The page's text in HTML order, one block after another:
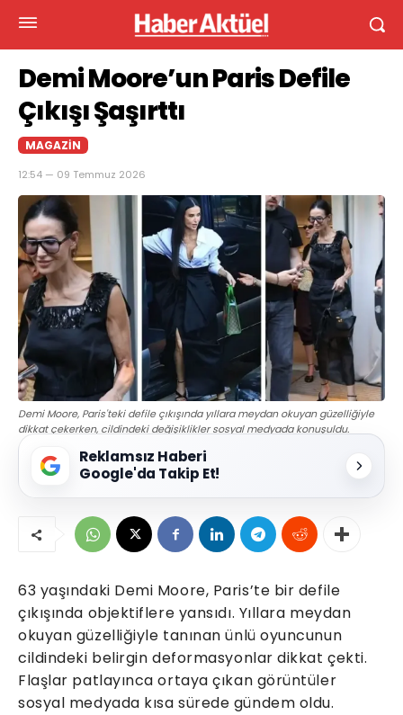
Demi Moore’un Paris Defile
Çıkışı Şaşırttı
MAGAZIN
12:54 — 09 Temmuz 2026
Demi Moore, Paris'teki defile çıkışında yıllara meydan okuyan güzelliğiyle
dikkat çekerken, cildindeki değişiklikler sosyal medyada konuşuldu.
Reklamsız Haberi
Google'da Takip Et!
63 yaşındaki Demi Moore, Paris’te bir defile
çıkışında objektiflere yansıdı. Yıllara meydan
okuyan güzelliğiyle tanınan ünlü oyuncunun
cildindeki belirgin deformasyonlar dikkat çekti.
Flaşlar patlayınca ortaya çıkan görüntüler
sosyal medyada kısa sürede gündem oldu.